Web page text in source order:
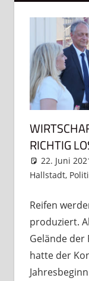
RICHTIG
22. Juni
Hallstadt,
Reifen
produziert.
Gelände der
hatte der